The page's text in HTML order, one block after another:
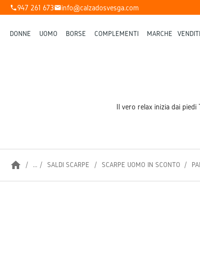
phone947 261 673mailinfo@calzadosvesga.com
DONNE UOMO BORSE COMPLEMENTI MARCHE
Il vero relax inizia dai
home ... SALDI SCARPE SCARPE UOMO IN SCONTO